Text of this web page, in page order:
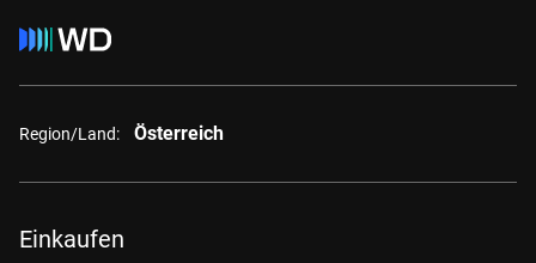
Region/Land: Österreich
Einkaufen